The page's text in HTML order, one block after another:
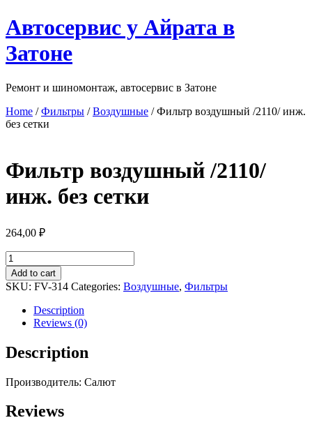
Перейти
к
содержимому
Автосервис у Айрата в
Затоне
Ремонт и шиномонтаж, автосервис в Затоне
Home /Фильтры /Воздушные / Фильтр воздушный /2110/ инж.
без сетки
Фильтр воздушный /2110/
инж. без сетки
264,00 ₽
Фильтр
воздушный
/2110/
инж.
сетки
quantity
Add to cart
SKU: FV-314 Categories: Воздушные, Фильтры
Description
Reviews (0)
Description
Производитель: Салют
Reviews